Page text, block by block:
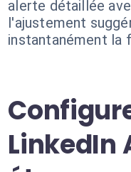
alerte détaillée
l'ajustement
instantanément la
LinkedIn